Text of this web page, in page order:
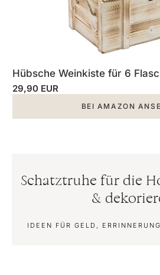
Hübsche Weinkiste für 6
29,90 EUR
BEI AMAZON
Schatztruhe für die
&
IDEEN FÜR GELD,